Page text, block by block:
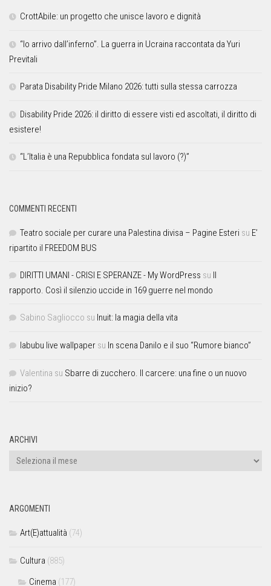
CrottAbile: un progetto che unisce lavoro e dignità
“Io arrivo dall’inferno”. La guerra in Ucraina raccontata da Yuri
Previtali
Parata Disability Pride Milano 2026: tutti sulla stessa carrozza
Disability Pride 2026: il diritto di essere visti ed ascoltati, il diritto di
esistere!
“L’Italia è una Repubblica fondata sul lavoro (?)”
COMMENTI RECENTI
Teatro sociale per curare una Palestina divisa – Pagine Esteri su E’
ripartito il FREEDOM BUS
DIRITTI UMANI - CRISI E SPERANZE - My WordPress su Il
rapporto. Così il silenzio uccide in 169 guerre nel mondo
Sabino Sagliocco su Inuit: la magia della vita
labubu live wallpaper su In scena Danilo e il suo “Rumore bianco”
Valentina su Sbarre di zucchero. Il carcere: una fine o un nuovo
inizio?
ARCHIVI
ARGOMENTI
Art(E)attualità (74)
Cultura (885)
Cinema (177)